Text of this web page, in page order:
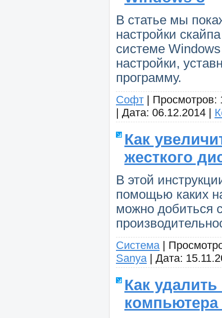
В статье мы
настройки
системе
настройки,
программу.
Софт | Просмотров:
| Дата: 06.12.2014 |
Как
жесткого
В этой
помощью каких
можно добиться
Система |
Sanya | Дата:
Как